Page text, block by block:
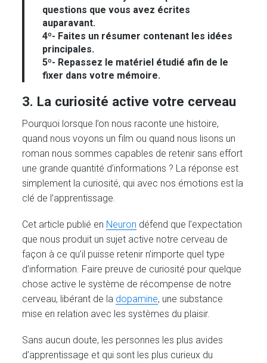
questions que vous avez écrites
auparavant.
4º- Faites un résumer contenant les idées
principales.
5º- Repassez le matériel étudié afin de le
fixer dans votre mémoire.
3. La curiosité active votre cerveau
Pourquoi lorsque l’on nous raconte une histoire,
quand nous voyons un film ou quand nous lisons un
roman nous sommes capables de retenir sans effort
une grande quantité d’informations ? La réponse est
simplement la curiosité, qui avec nos émotions est la
clé de l’apprentissage.
Cet article publié en Neuron défend que l’expectation
que nous produit un sujet active notre cerveau de
façon à ce qu’il puisse retenir n’importe quel type
d’information. Faire preuve de curiosité pour quelque
chose active le système de récompense de notre
cerveau, libérant de la dopamine, une substance
mise en relation avec les systèmes du plaisir.
Sans aucun doute, les personnes les plus avides
d’apprentissage et qui sont les plus curieux du